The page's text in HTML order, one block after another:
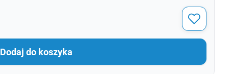
Dodaj do koszyka